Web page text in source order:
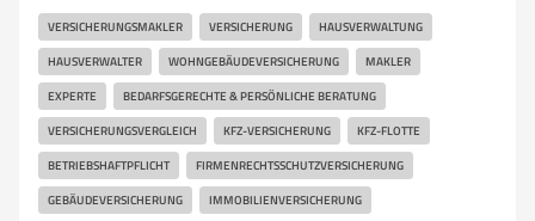
VERSICHERUNGSMAKLER VERSICHERUNG HAUSVERWALTUNG
HAUSVERWALTER WOHNGEBÄUDEVERSICHERUNG MAKLER
EXPERTE BEDARFSGERECHTE & PERSÖNLICHE BERATUNG
VERSICHERUNGSVERGLEICH KFZ-VERSICHERUNG KFZ-FLOTTE
BETRIEBSHAFTPFLICHT FIRMENRECHTSSCHUTZVERSICHERUNG
GEBÄUDEVERSICHERUNG IMMOBILIENVERSICHERUNG